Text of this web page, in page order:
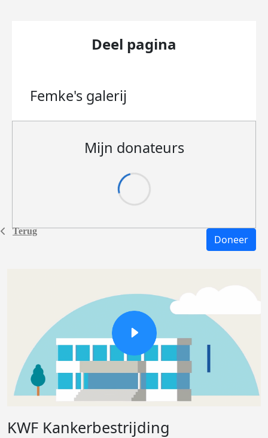
Terug
Deel pagina
Femke's galerij
Mijn donateurs
Doneer
KWF Kankerbestrijding